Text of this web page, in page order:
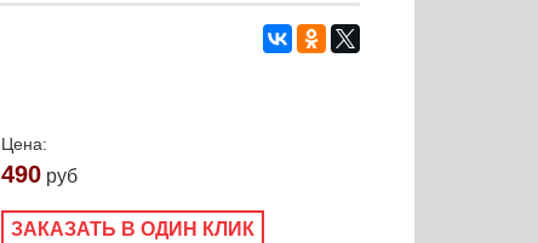
Цена:
490 руб
ЗАКАЗАТЬ В ОДИН КЛИК